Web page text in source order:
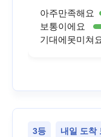
아주만족해요
보통이에요
기대에못미쳐
3등 내일 도착